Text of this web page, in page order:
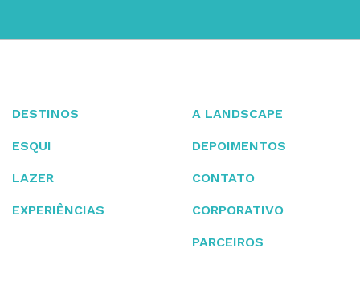
DESTINOS
ESQUI
LAZER
EXPERIÊNCIAS
A LANDSCAPE
DEPOIMENTOS
CONTATO
CORPORATIVO
PARCEIROS